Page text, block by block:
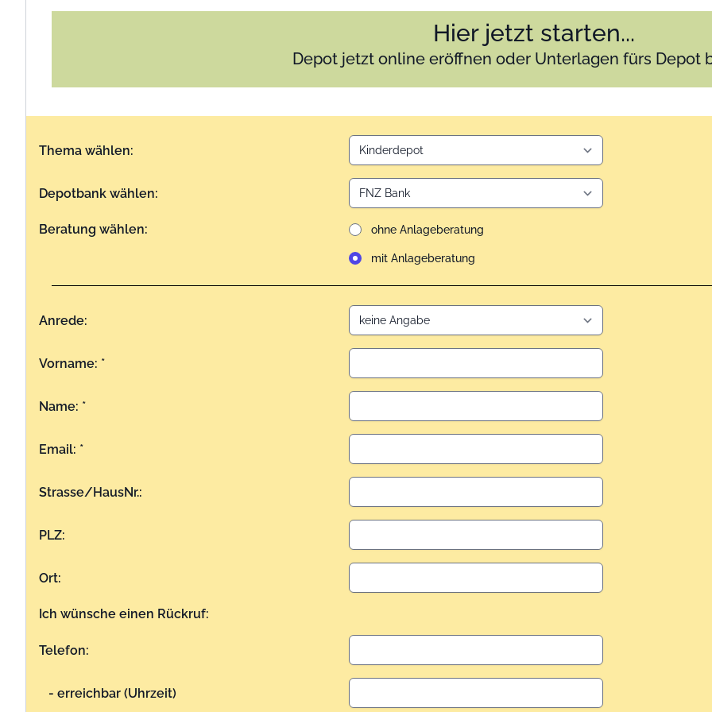
Hier jetzt starten...
Depot jetzt online eröffnen oder Unterlagen fürs Depot
Thema wählen:
Depotbank wählen:
Beratung wählen: ohne Anlageberatung
mit Anlageberatung
Anrede:
Vorname: *
Name: *
Email: *
Strasse/HausNr.:
PLZ:
Ort:
Ich wünsche einen Rückruf:
Telefon:
- erreichbar (Uhrzeit)